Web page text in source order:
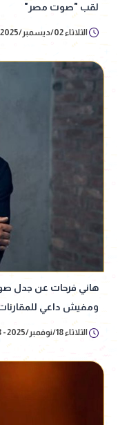
لقب "صوت مصر"
الثلاثاء 02/ديسمبر/2025 - 10:25 ص
هاني فرحات عن جدل
ومفيش داعي
الثلاثاء 18/نوفمبر/2025 - 07:08 م